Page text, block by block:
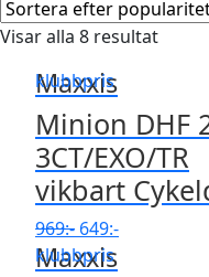
Visar alla 8 resultat
klubbpris
Maxxis
Minion DHF
3CT/EXO/TR
vikbart
969:- Det
ursprungliga
649:-Det
klubbpris
Maxxis